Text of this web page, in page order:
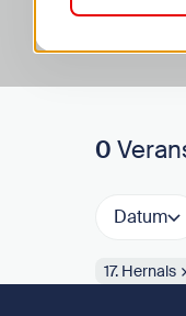
0
Datum
Aktive
17. Hernals